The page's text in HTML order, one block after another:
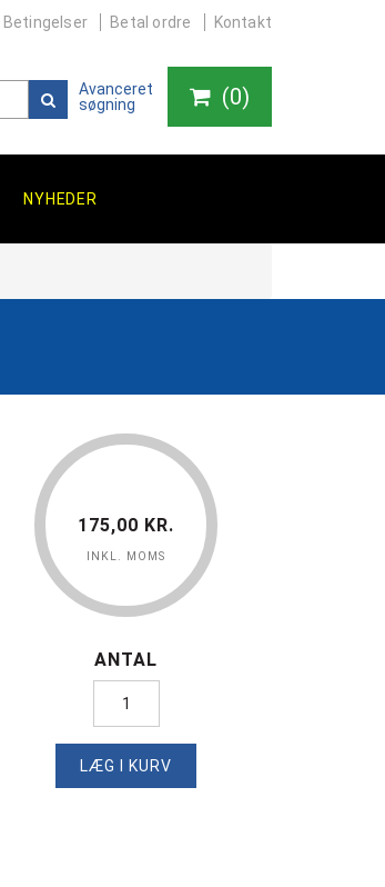
Betingelser Betal ordre Kontakt
Avanceret
søgning
(0)
NYHEDER
175,00 KR.
INKL. MOMS
ANTAL
LÆG I KURV